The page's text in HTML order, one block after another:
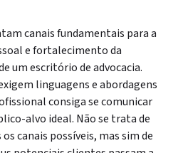
canais fundamentais para a
e fortalecimento da
um escritório de advocacia.
linguagens e abordagens
consiga se comunicar
alvo ideal. Não se trata de
canais possíveis, mas sim de